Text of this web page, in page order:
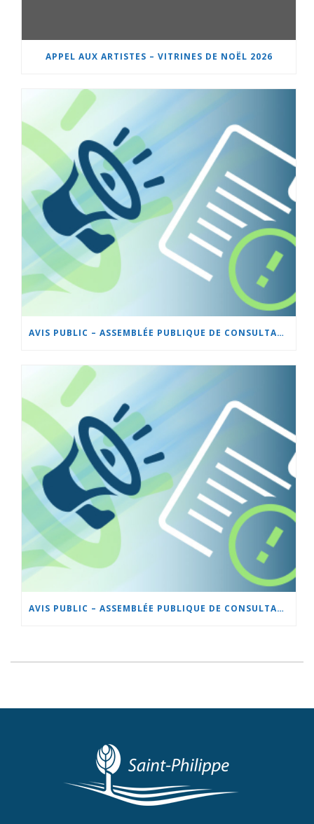
APPEL AUX ARTISTES – VITRINES DE NOËL 2026
AVIS PUBLIC – ASSEMBLÉE PUBLIQUE DE CONSULTATION – PROJET DE RÈGLEMENT 501-37 SUR LE ZONAGE ET LE LOTISSEMENT
AVIS PUBLIC – ASSEMBLÉE PUBLIQUE DE CONSULTATION – PROJET DE RÈGLEMENT 501-38 SUR LE ZONAGE ET LE LOTISSEMENT